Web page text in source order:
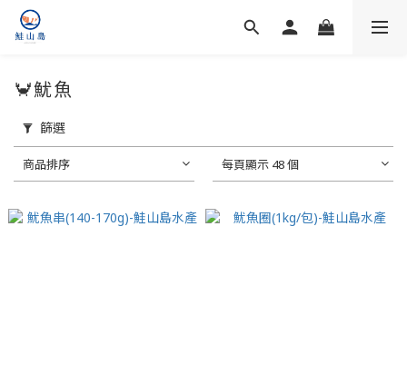
🦀魷魚
篩選
商品排序 每頁顯示 48 個